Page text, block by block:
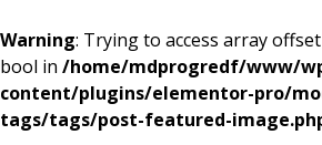
Warning: Trying to access array
bool in /home/mdprogredf/www/
content/plugins/elementor-pro/
tags/tags/post-featured-